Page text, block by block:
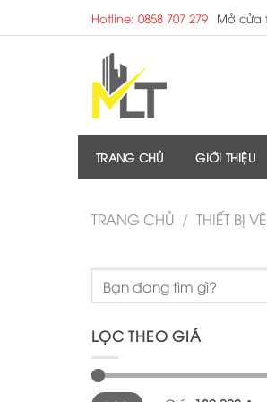
to
Hotline: 0858 707 279 Mở cửa
TRANG CHỦ GIỚI THIỆU
TRANG CHỦ / THIẾT BỊ
LỌC THEO GIÁ
Giá
Giá